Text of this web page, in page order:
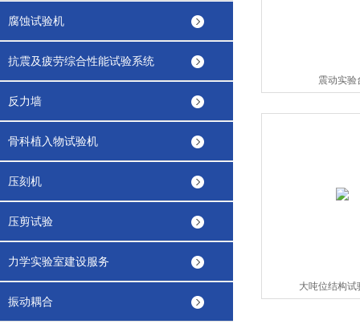
腐蚀试验机
抗震及疲劳综合性能试验系统
反力墙
骨科植入物试验机
压刻机
压剪试验
力学实验室建设服务
振动耦合
震动实验
大吨位结构试